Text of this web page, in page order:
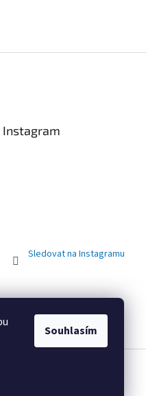
Souhlasím
Instagram
Sledovat na Instagramu